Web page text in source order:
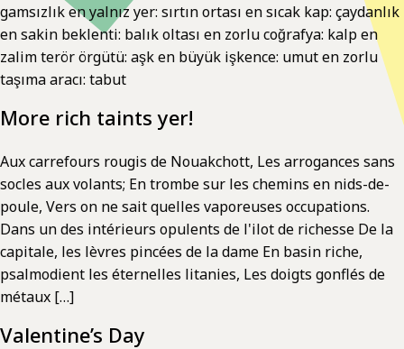
gamsızlık en yalnız yer: sırtın ortası en sıcak kap: çaydanlık
en sakin beklenti: balık oltası en zorlu coğrafya: kalp en
zalim terör örgütü: aşk en büyük işkence: umut en zorlu
taşıma aracı: tabut
More rich taints yer!
Aux carrefours rougis de Nouakchott, Les arrogances sans
socles aux volants; En trombe sur les chemins en nids-de-
poule, Vers on ne sait quelles vaporeuses occupations.
Dans un des intérieurs opulents de l'ilot de richesse De la
capitale, les lèvres pincées de la dame En basin riche,
psalmodient les éternelles litanies, Les doigts gonflés de
métaux […]
Valentine’s Day